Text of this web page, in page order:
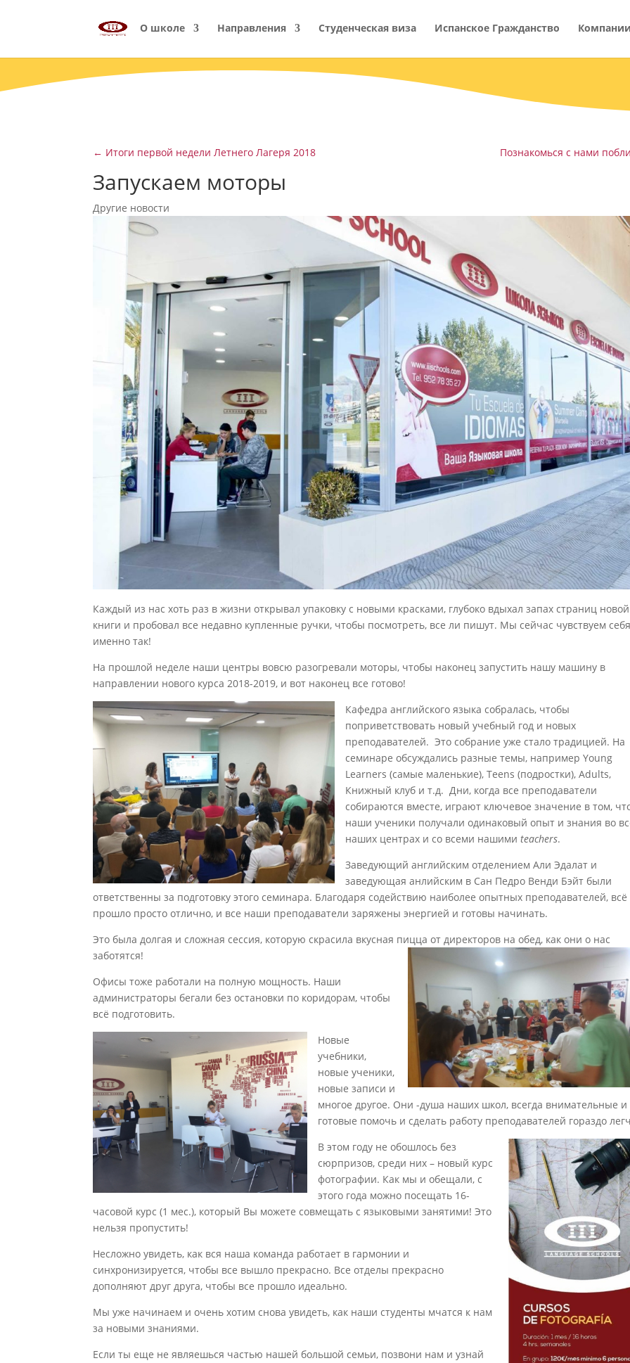
О школе Направления Студенческая виза Испанское Гражданство
← Итоги первой недели Летнего Лагеря 2018 Познакомься с нами
Запускаем моторы
Другие новости
Каждый из нас хоть раз в жизни открывал упаковку с новыми красками, глубоко вдыхал запах страниц новой
книги и пробовал все недавно купленные ручки, чтобы посмотреть, все ли пишут. Мы сейчас чувствуем себя
именно так!
На прошлой неделе наши центры вовсю разогревали моторы, чтобы наконец запустить нашу машину в
направлении нового курса 2018-2019, и вот наконец все готово!
Кафедра английского языка собралась, чтобы
поприветствовать новый учебный год и новых
преподавателей. Это собрание уже стало традицией. На
семинаре обсуждались разные темы, например Young
Learners (самые маленькие), Teens (подростки), Adults,
Книжный клуб и т.д. Дни, когда все преподаватели
собираются вместе, играют ключевое значение в том,
наши ученики получали одинаковый опыт и знания во
наших центрах и со всеми нашими teachers.
Заведующий английским отделением Али Эдалат и
заведующая анлийским в Сан Педро Венди Бэйт были
ответственны за подготовку этого семинара. Благодаря содействию наиболее опытных преподавателей, всё
прошло просто отлично, и все наши преподаватели заряжены энергией и готовы начинать.
Это была долгая и сложная сессия, которую скрасила вкусная пицца от директоров на обед, как они о нас
заботятся!
Офисы тоже работали на полную мощность. Наши
администраторы бегали без остановки по коридорам, чтобы
всё подготовить.
Новые
учебники,
новые ученики,
новые записи и
многое другое. Они -душа наших школ, всегда внимательные и
готовые помочь и сделать работу преподавателей гораздо
В этом году не обошлось без
сюрпризов, среди них – новый курс
фотографии. Как мы и обещали, с
этого года можно посещать 16-
часовой курс (1 мес.), который Вы можете совмещать с языковыми занятими! Это
нельзя пропустить!
Несложно увидеть, как вся наша команда работает в гармонии и
синхронизируется, чтобы все вышло прекрасно. Все отделы прекрасно
дополняют друг друга, чтобы все прошло идеально.
Мы уже начинаем и очень хотим снова увидеть, как наши студенты мчатся к нам
за новыми знаниями.
Если ты еще не являешься частью нашей большой семьи, позвони нам и узнай